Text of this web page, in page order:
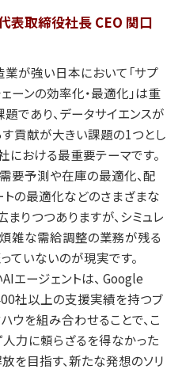
表取締役社長 CEO 関口
が強い日本において「サプ
ーンの効率化・最適化」は重
であり、データサイエンスが
す貢献が大きい課題の1つとし
における最重要テーマです。
要予測や在庫の最適化、配
の最適化などのさまざまな
りつつありますが、シミュレ
煩雑な需給調整の業務が残る
ていないのが現実です。
エージェントは、 Google
社以上の支援実績を持つブ
ウを組み合わせることで、こ
力に頼らざるを得なかった
を目指す、新たな発想のソリ